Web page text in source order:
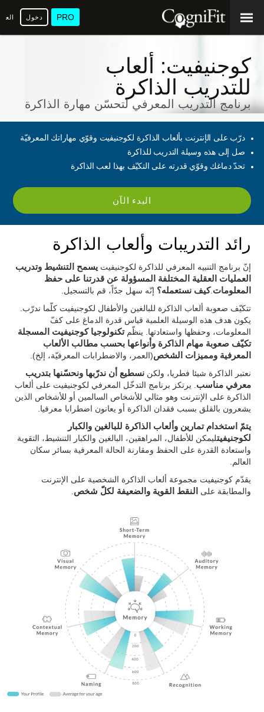
PRO دخول
كوجنيفيت: ألعاب
للتدريب الذاكرة
برنامج التدريب المعرفي لتحسّن مهارة الذاكرة
درّب على الإنترنت بألعاب الذاكرة لكوجنيفيت وقوّي مهاراتك المعرفيّة
صل إلى هذه وسيلة التدريب للذاكرة
تحدّ دماغك وقوّي قدرته على التكيّف بهذا لعب الذاكرة
البدء الآن
رائد التدريبات وألعاب الذاكرة
إنّ برنامج التنبيه المعرفي للذاكرة لكوجنيفيتيسمح التنشيط وتدريب
العمليات العقلية المختلفة المسؤولة عن قدرتنا على حفظ
المعلومات .كيف نستعمله؟ إنّه سهل جدّاً، قم بالتسجيل.
تتكيّف صعوبة ألعاب الذاكرة للبالغين والأطفال لكوجنيفيت كلّما ندرّب.
يكون هدف هذه الوسيلة العلمية قياس قدرة الدماغ على كفّ
المعلومات، وحفظها واستعادتها. ينظّمتكنولوجيا كوجنيفيت المسجلة
تكيّف صعوبة مهام الذاكرة وأنواعها بحسب مطالب الألعاب
المعرفية ومميزات الشخص(العمر، والاضطرابات المعرفيّة، إلخ).
نعتبر الذاكرة شيئا فطريا، ولكننسطيع أن ندرّبها ونحسّنها بتدريب
معرفي مناسب . يرتكز برنامج التدخّل المعرفي لكوجنيفيت على ألعاب
الذاكرة على الإنترنت وهو مثالي للأشخاص السالمين أو للأشخاص الذين
يشعرون بالقلق بسبب فقدان الذاكرة أو يعانون اضطرابا معرفيا.
يتمّ استخدام تمارين وألعاب الذاكرة للبالغين والكبار
لكوجنيفيتليمكن للأطفال، المراهقين، البالغين والكبار التنشيط، التقوية
واستعادة القدرة على الحفظ ومقارنة الحالة المعرفية بسائر سكان
العالم.
يقدّم كوجنيفيت مجموعة ألعاب الذاكرة الشخصية على الإنترنت
والمطابقة على
النقط القوية والضعيفة لكلّ شخص